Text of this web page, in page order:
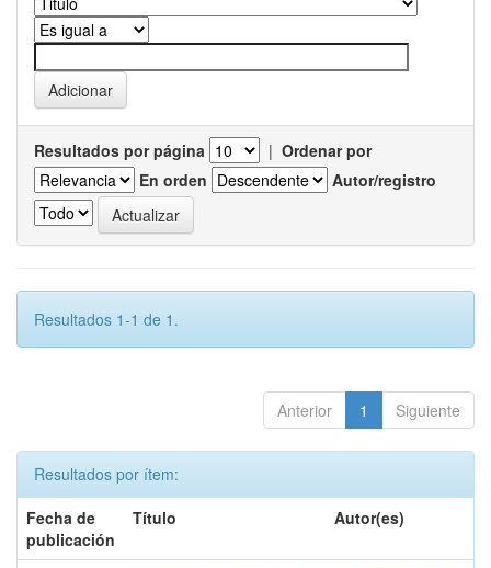
Resultados por página | Ordenar por
En orden
Autor/registro
Resultados 1-1 de 1.
Anterior 1 Siguiente
Resultados por ítem:
Fecha de
publicación
Título Autor(es)